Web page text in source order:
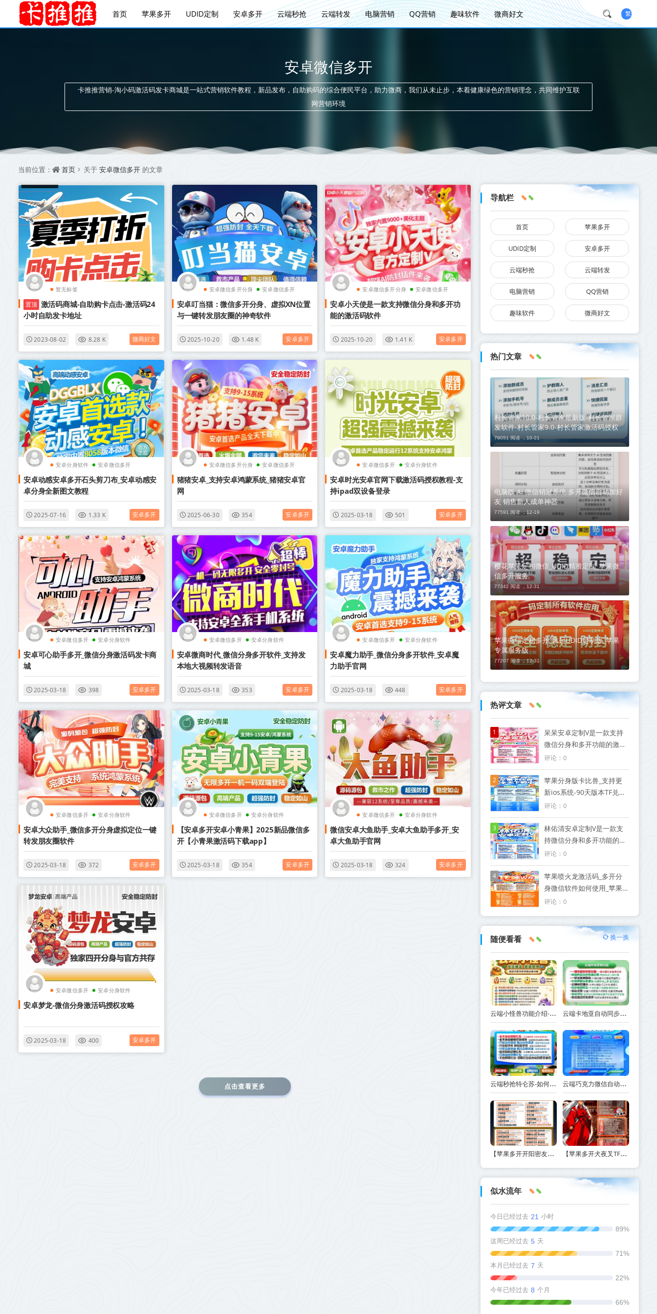
首页 苹果多开 UDID定制 安卓多开 云端秒抢 云端转发 电脑营销 QQ营销 趣味软件 微商好文 繁
安卓微信多开
卡推推营销-淘小码激活码发卡商城是一站式营销软件教程，新品发布，自助购码的综合便民平台，助力微商，我们从未止步，本着健康绿色的营销理念，共同维护互联
网营销环境
当前位置： 首页 关于 安卓微信多开 的文章
暂无标签
置顶 激活码商城-自助购卡点击-激活码24
小时自助发卡地址
2023-08-02 8.28 K 微商好文
安卓微信多开分身 安卓微信多开
安卓叮当猫：微信多开分身、虚拟XN位置
与一键转发朋友圈的神奇软件
2025-10-20 1.48 K 安卓多开
安卓微信多开分身 安卓微信多开
安卓小天使是一款支持微信分身和多开功
能的激活码软件
2025-10-20 1.41 K 安卓多开
安卓分身软件 安卓微信多开
安卓动感安卓多开石头剪刀布_安卓动感安
卓分身全新图文教程
2025-07-16 1.33 K 安卓多开
安卓微信多开分身 安卓微信多开
猪猪安卓_支持安卓鸿蒙系统_猪猪安卓官
网
2025-06-30 354 安卓多开
安卓微信多开 安卓分身软件
安卓时光安卓官网下载激活码授权教程-支
持ipad双设备登录
2025-03-18 501 安卓多开
安卓微信多开 安卓分身软件
安卓可心助手多开_微信分身激活码发卡商
城
2025-03-18 398 安卓多开
安卓微信多开 安卓分身软件
安卓微商时代_微信分身多开软件_支持发
本地大视频转发语音
2025-03-18 353 安卓多开
安卓微信多开 安卓分身软件
安卓魔力助手_微信分身多开软件_安卓魔
力助手官网
2025-03-18 448 安卓多开
安卓微信多开 安卓分身软件
安卓大众助手_微信多开分身虚拟定位一键
转发朋友圈软件
2025-03-18 372 安卓多开
安卓微信多开 安卓分身软件
【安卓多开安卓小青果】2025新品微信多
开【小青果激活码下载app】
2025-03-18 354 安卓多开
安卓微信多开 安卓分身软件
微信安卓大鱼助手_安卓大鱼助手多开_安
卓大鱼助手官网
2025-03-18 324 安卓多开
安卓微信多开 安卓分身软件
安卓梦龙-微信分身激活码授权攻略
2025-03-18 400 安卓多开
点击查看更多
导航栏
首页 苹果多开
UDID定制 安卓多开
云端秒抢 云端转发
电脑营销 QQ营销
趣味软件 微商好文
热门文章
村长管家10.0-村长管家最新版-村长管家群
发软件-村长管家9.0-村长管家激活码授权
79051 阅读 ，10-21
电脑版 Ai 微信销冠系统 多开微信自动加好
友 销售新人成单神器
77591 阅读 ，12-19
樱花苹果定制微信_UDID精准定制_苹果微
信多开服务
77342 阅读 ，12-31
苹果微信定制多开_风起UDID定制版_苹果
专属服务版
77207 阅读 ，12-31
热评文章
1
呆呆安卓定制V是一款支持
微信分身和多开功能的激活
码软件
评论：0
2
苹果分身版卡比兽_支持更
新ios系统-90天版本TF兑换
模式微信
评论：0
3
林佑清安卓定制V是一款支
持微信分身和多开功能的激
活码软件
评论：0
4
苹果喷火龙激活码_多开分
身微信软件如何使用_苹果
喷火龙官网
评论：0
随便看看 换一换
云端小怪兽功能介绍-使用注意事项 云端卡地亚自动同步跟随转发朋友圈_卡地亚官方微信一键转发
云端秒抢特仑苏-如何实现抢红包功能-工作原理解析 云端巧克力微信自动抢红包操作流程巧克力激活码续费云端秒抢辅助工具
【苹果多开开阳密友功能-激活码商城版】另外支持虚拟视频功能 【苹果多开犬夜叉TF兑换激活码官网下载方法】如何实现定时群发和万群同步
似水流年
今日已经过去 21 小时
89%
这周已经过去 5 天
71%
本月已经过去 7 天
22%
今年已经过去 8 个月
66%